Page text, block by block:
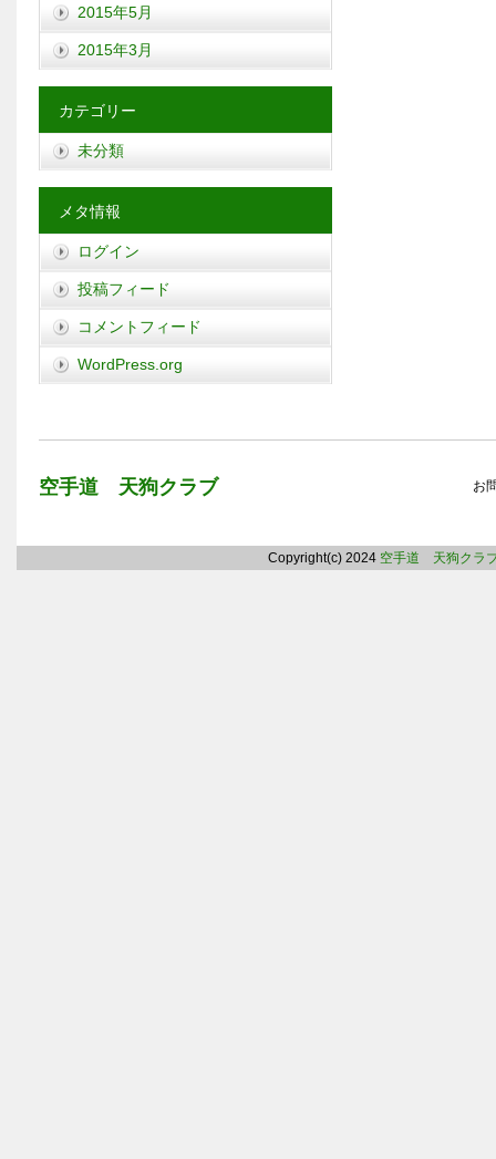
2015年5月
2015年3月
カテゴリー
未分類
メタ情報
ログイン
投稿フィード
コメントフィード
WordPress.org
空手道 天狗クラブ お
Copyright(c) 2024 空手道 天狗クラ